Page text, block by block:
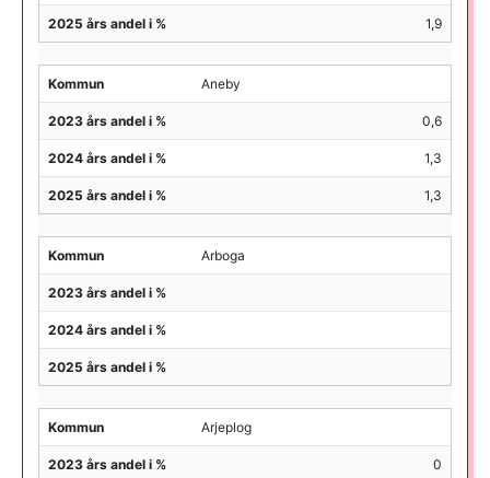
2025 års andel i % 1,9
Kommun Aneby
2023 års andel i % 0,6
2024 års andel i % 1,3
2025 års andel i % 1,3
Kommun Arboga
2023 års andel i %
2024 års andel i %
2025 års andel i %
Kommun Arjeplog
2023 års andel i % 0